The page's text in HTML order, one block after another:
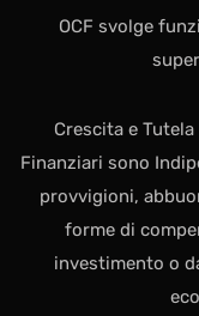
OCF svolge
Crescita e
Finanziari sono
provvigioni,
forme di
investimento o